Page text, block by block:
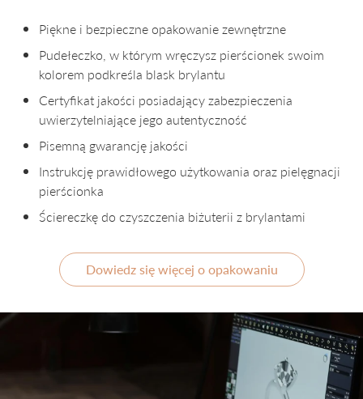
Piękne i bezpieczne opakowanie zewnętrzne
Pudełeczko, w którym wręczysz pierścionek swoim
kolorem podkreśla blask brylantu
Certyfikat jakości posiadający zabezpieczenia
uwierzytelniające jego autentyczność
Pisemną gwarancję jakości
Instrukcję prawidłowego użytkowania oraz pielęgnacji
pierścionka
Ściereczkę do czyszczenia biżuterii z brylantami
Dowiedz się więcej o opakowaniu